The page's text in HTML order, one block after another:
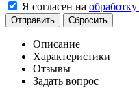
Я согласен на
Отправить Сбросить
Описание
Характеристики
Отзывы
Задать вопрос